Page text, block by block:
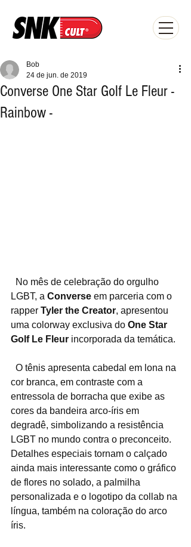
Converse One Star Golf Le Fleur -
Rainbow -
Bob
24 de jun. de 2019
LGBT, a Converse em parceria com o
rapper Tyler the Creator, apresentou
uma colorway exclusiva do One Star
Golf Le Fleur incorporada da temática.
cor branca, em contraste com a
entressola de borracha que exibe as
cores da bandeira arco-íris em
degradê, simbolizando a resistência
LGBT no mundo contra o preconceito.
Detalhes especiais tornam o calçado
ainda mais interessante como o gráfico
de flores no solado, a palmilha
personalizada e o logotipo da collab na
língua, também na coloração do arco
íris.